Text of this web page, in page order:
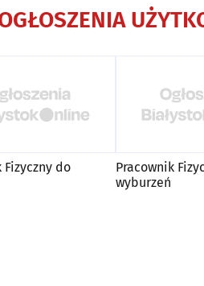
Fizyczny do
Pracownik
wyburzeń